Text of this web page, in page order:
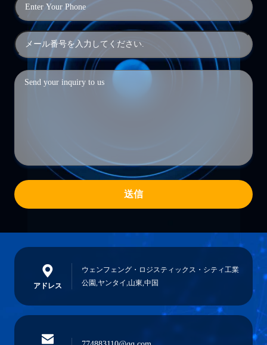
送信
アドレス
ウェンフェング・ロジスティックス・シティ工業
公園,ヤンタイ,山東,中国